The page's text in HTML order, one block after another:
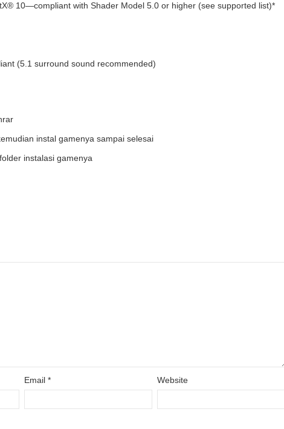
10—compliant with Shader Model 5.0 or higher (see supported list)*
(5.1 surround sound recommended)
instal gamenya sampai selesai
instalasi gamenya
Email * Website